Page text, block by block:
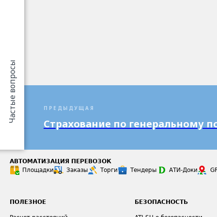
Частые вопросы ПРЕДЫДУЩАЯ
Страхование по генеральному
АВТОМАТИЗАЦИЯ ПЕРЕВОЗОК
Площадки
Заказы Торги Тендеры АТИ-Доки
ПОЛЕЗНОЕ БЕЗОПАСНОСТЬ